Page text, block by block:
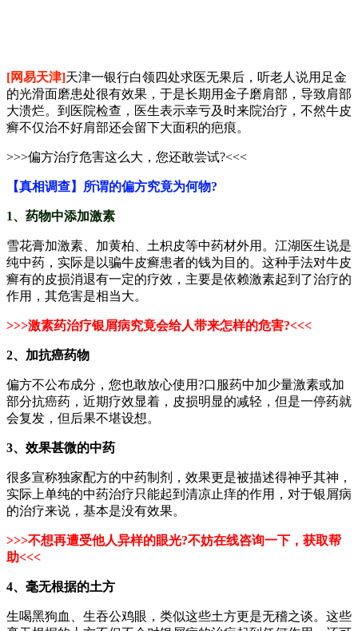
[网易天津]天津一银行白领四处求医无果后，听老人说用足金
的光滑面磨患处很有效果，于是长期用金子磨肩部，导致肩部
大溃烂。到医院检查，医生表示幸亏及时来院治疗，不然牛皮
癣不仅治不好肩部还会留下大面积的疤痕。
>>>偏方治疗危害这么大，您还敢尝试?<<<
【真相调查】所谓的偏方究竟为何物?
1、药物中添加激素
雪花膏加激素、加黄柏、土枳皮等中药材外用。江湖医生说是
纯中药，实际是以骗牛皮癣患者的钱为目的。这种手法对牛皮
癣有的皮损消退有一定的疗效，主要是依赖激素起到了治疗的
作用，其危害是相当大。
>>>激素药治疗银屑病究竟会给人带来怎样的危害?<<<
2、加抗癌药物
偏方不公布成分，您也敢放心使用?口服药中加少量激素或加
部分抗癌药，近期疗效显着，皮损明显的减轻，但是一停药就
会复发，但后果不堪设想。
3、效果甚微的中药
很多宣称独家配方的中药制剂，效果更是被描述得神乎其神，
实际上单纯的中药治疗只能起到清凉止痒的作用，对于银屑病
的治疗来说，基本是没有效果。
>>>不想再遭受他人异样的眼光?不妨在线咨询一下，获取帮
助<<<
4、毫无根据的土方
生喝黑狗血、生吞公鸡眼，类似这些土方更是无稽之谈。这些